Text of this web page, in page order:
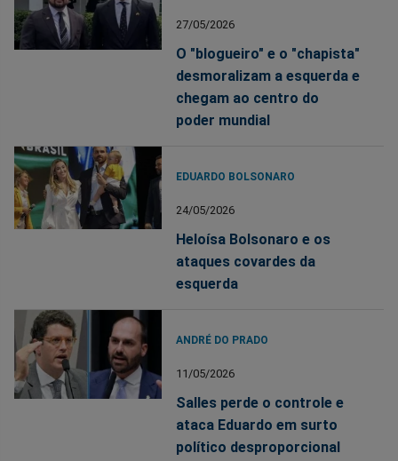
27/05/2026
O "blogueiro" e o "chapista"
desmoralizam a esquerda e
chegam ao centro do
poder mundial
EDUARDO BOLSONARO
24/05/2026
Heloísa Bolsonaro e os
ataques covardes da
esquerda
ANDRÉ DO PRADO
11/05/2026
Salles perde o controle e
ataca Eduardo em surto
político desproporcional